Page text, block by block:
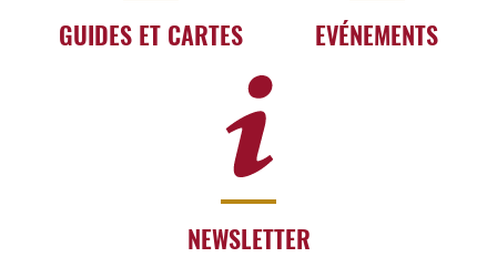
GUIDES ET CARTES EVÉNEMENTS
NEWSLETTER